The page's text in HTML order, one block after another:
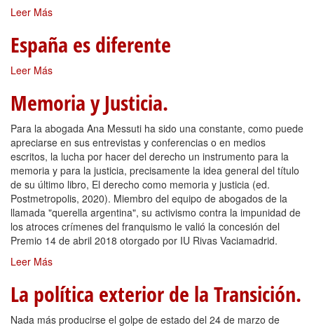
Leer Más
España es diferente
Leer Más
Memoria y Justicia.
Para la abogada Ana Messuti ha sido una constante, como puede
apreciarse en sus entrevistas y conferencias o en medios
escritos, la lucha por hacer del derecho un instrumento para la
memoria y para la justicia, precisamente la idea general del título
de su último libro, El derecho como memoria y justicia (ed.
Postmetropolis, 2020). Miembro del equipo de abogados de la
llamada "querella argentina", su activismo contra la impunidad de
los atroces crímenes del franquismo le valió la concesión del
Premio 14 de abril 2018 otorgado por IU Rivas Vaciamadrid.
Leer Más
La política exterior de la Transición.
Nada más producirse el golpe de estado del 24 de marzo de